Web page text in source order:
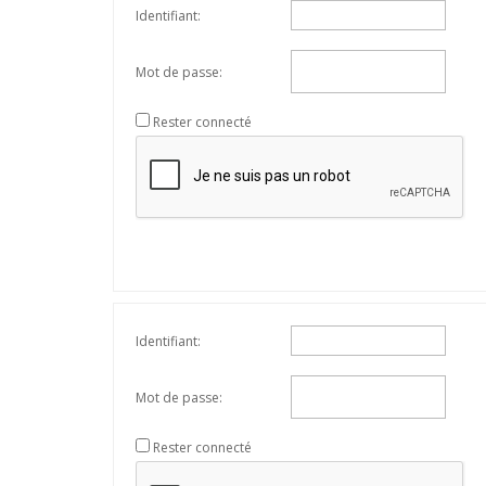
Identifiant:
Mot de passe:
Rester connecté
Identifiant:
Mot de passe:
Rester connecté